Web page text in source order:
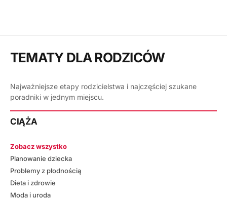
TEMATY DLA RODZICÓW
Najważniejsze etapy rodzicielstwa i najczęściej szukane
poradniki w jednym miejscu.
CIĄŻA
Zobacz wszystko
Planowanie dziecka
Problemy z płodnością
Dieta i zdrowie
Moda i uroda